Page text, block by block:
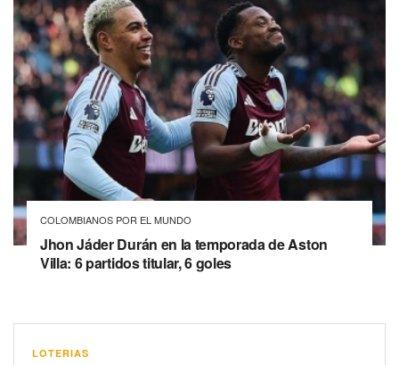
COLOMBIANOS POR EL MUNDO
Jhon Jáder Durán en la temporada de Aston
Villa: 6 partidos titular, 6 goles
LOTERIAS